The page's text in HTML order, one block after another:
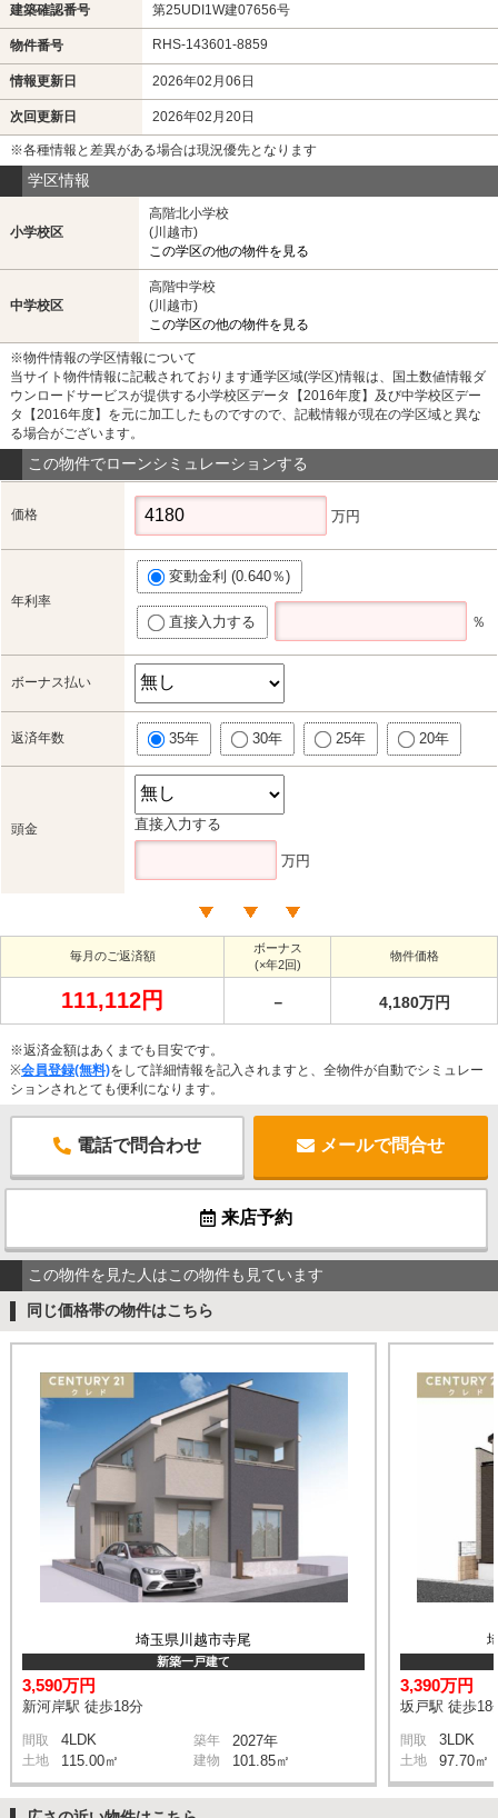
建築確認番号 第25UDI1W建07656号
物件番号 RHS-143601-8859
情報更新日 2026年02月06日
次回更新日 2026年02月20日
※各種情報と差異がある場合は現況優先となります
学区情報
小学校区
高階北小学校
(川越市)
この学区の他の物件を見る
中学校区
高階中学校
(川越市)
この学区の他の物件を見る
※物件情報の学区情報について
当サイト物件情報に記載されております通学区域(学区)情報は、国土数値情報ダ
ウンロードサービスが提供する小学校区データ【2016年度】及び中学校区デー
タ【2016年度】を元に加工したものですので、記載情報が現在の学区域と異な
る場合がございます。
この物件でローンシミュレーションする
価格 万円
年利率
変動金利 (0.640％)
直接入力する ％
ボーナス払い
返済年数 35年 30年 25年 20年
頭金 直接入力する
万円
毎月のご返済額
ボーナス
(×年2回)
物件価格
111,112円 － 4,180万円
※返済金額はあくまでも目安です。
※会員登録(無料)をして詳細情報を記入されますと、全物件が自動でシミュレー
ションされとても便利になります。
電話で問合わせ メールで問合せ
来店予約
この物件を見た人はこの物件も見ています
同じ価格帯の物件はこちら
埼玉県川越市寺尾
新築一戸建て
3,590万円
新河岸駅 徒歩18分
間取 4LDK 築年 2027年
土地 115.00㎡ 建物 101.85㎡
3,390万円
坂戸駅 徒歩18
間取 3LDK
土地 97.70㎡